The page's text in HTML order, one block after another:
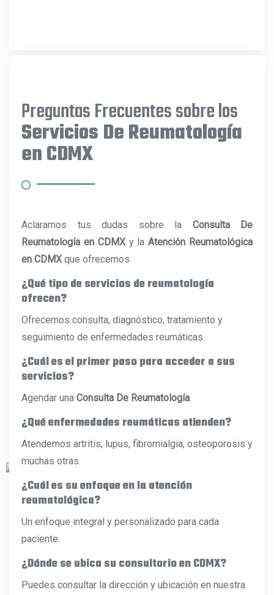
Preguntas Frecuentes sobre los
Servicios De Reumatología
en CDMX
Aclaramos tus dudas sobre la Consulta De
Reumatología en CDMXy laAtención Reumatológica
en CDMXque ofrecemos.
¿Qué tipo deservicios de reumatología
ofrecen?
Ofrecemos consulta, diagnóstico, tratamiento y
seguimiento de enfermedades reumáticas.
¿Cuál es el primer paso para acceder a sus
servicios?
Agendar una Consulta De Reumatología
¿Qué enfermedades reumáticas atienden?
Atendemos artritis, lupus, fibromialgia, osteoporosis y
muchas otras.
¿Cuál es su enfoque en la atención
reumatológica?
Un enfoque integral y personalizado para cada
paciente.
¿Dónde se ubica su consultorio en CDMX?
Puedes consultar la dirección y ubicación en nuestra